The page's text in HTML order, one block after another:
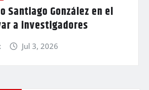
Santiago González en el
a investigadores
Jul 3, 2026